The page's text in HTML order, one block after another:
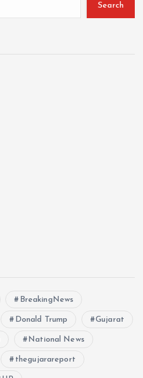
Search
BreakingNews
Donald Trump Gujarat
National News
thegujarareport